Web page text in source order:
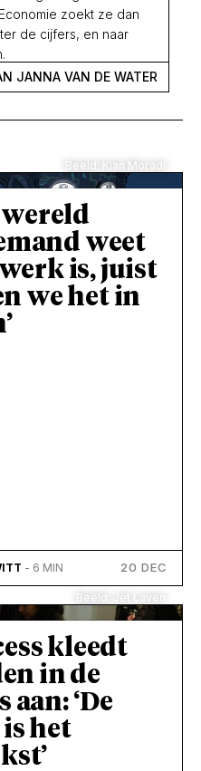
zoekt ze dan
de cijfers, en naar
JANNA VAN DE WATER
Beeld: Kian Moradi
wereld
weet
is, juist
we het in
- 6 MIN 20 DEC
Beeld: Jet Laven
kleedt
in de
‘De
het